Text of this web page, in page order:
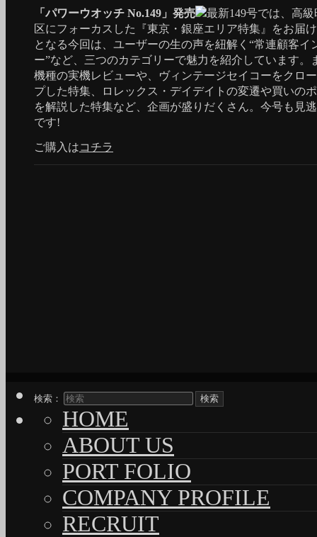
「パワーウオッチ No.149」発売
最新149号では、高
区にフォーカスした『東京・銀座エリア特集』をお届
となる今回は、ユーザーの生の声を紐解く“常連顧客イ
ー”など、三つのカテゴリーで魅力を紹介しています。
機種の実機レビューや、ヴィンテージセイコーをクロ
プした特集、ロレックス・デイデイトの変遷や買いの
を解説した特集など、企画が盛りだくさん。今号も見
です!
ご購入はコチラ
検索：
HOME
ABOUT US
PORT FOLIO
COMPANY PROFILE
RECRUIT